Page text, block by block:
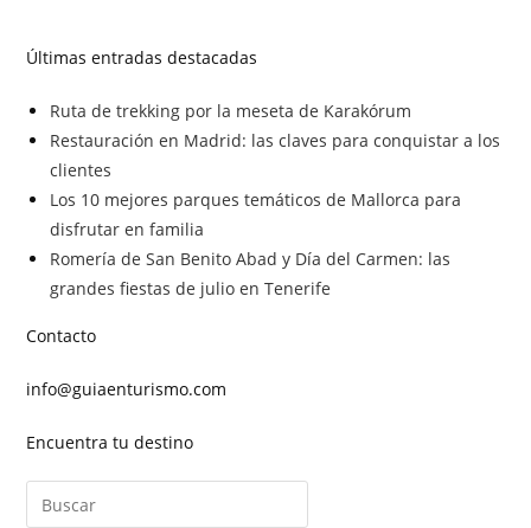
Últimas entradas destacadas
Ruta de trekking por la meseta de Karakórum
Restauración en Madrid: las claves para conquistar a los
clientes
Los 10 mejores parques temáticos de Mallorca para
disfrutar en familia
Romería de San Benito Abad y Día del Carmen: las
grandes fiestas de julio en Tenerife
Contacto
info@guiaenturismo.com
Encuentra tu destino